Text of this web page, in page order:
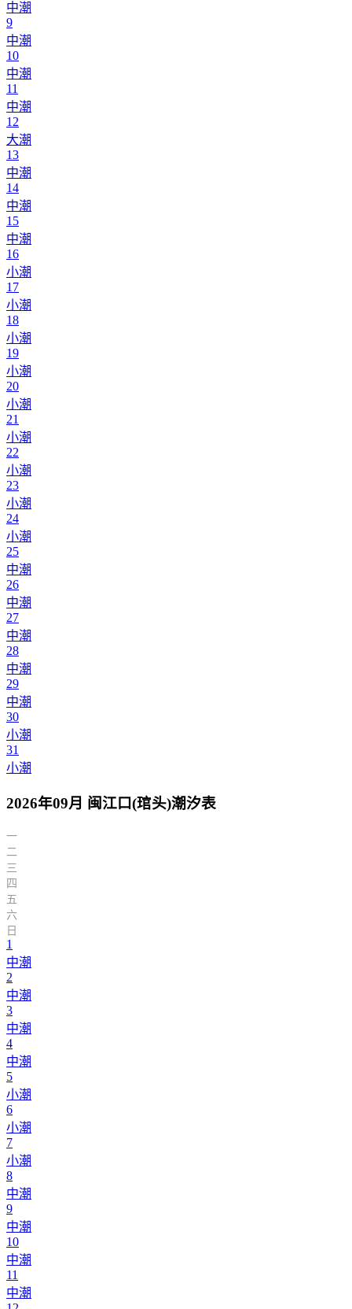
中潮
9
中潮
10
中潮
11
中潮
12
大潮
13
中潮
14
中潮
15
中潮
16
小潮
17
小潮
18
小潮
19
小潮
20
小潮
21
小潮
22
小潮
23
小潮
24
小潮
25
中潮
26
中潮
27
中潮
28
中潮
29
中潮
30
小潮
31
小潮
2026年09月 闽江口(琯头)潮汐表
一
二
三
四
五
六
日
1
中潮
2
中潮
3
中潮
4
中潮
5
小潮
6
小潮
7
小潮
8
中潮
9
中潮
10
中潮
11
中潮